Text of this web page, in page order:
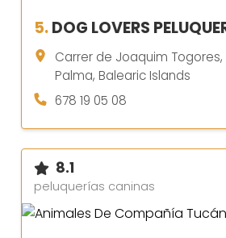
5.DOG LOVERS
Carrer de Joaquim Togores,
Palma, Balearic Islands
678 19 05 08
8.1
peluquerías caninas